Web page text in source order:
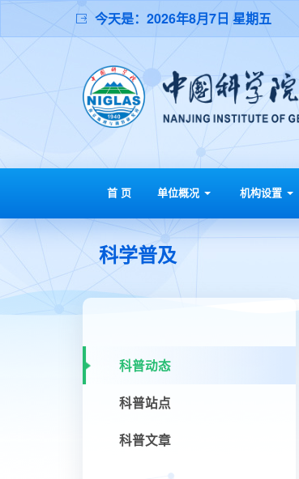
今天是： 2026年8月7日 星期五
首 页 单位概况 机构设置
科学普及
科普动态
科普站点
科普文章